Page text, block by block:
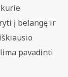
į belangę ir
pavadinti